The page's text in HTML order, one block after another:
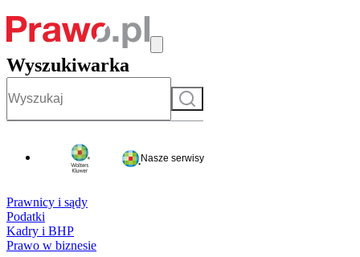
Wyszukiwarka
Szukaj
Nasze serwisy
Prawnicy i sądy
Podatki
Kadry i BHP
Prawo w biznesie